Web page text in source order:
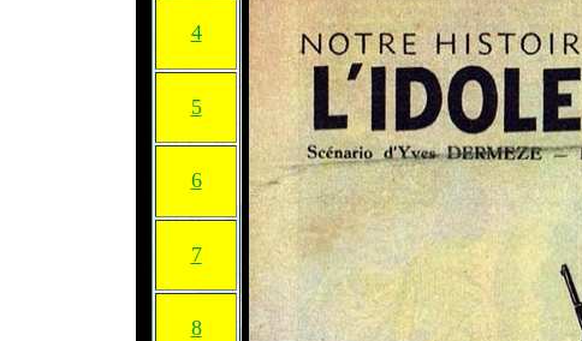
4
5
6
7
8